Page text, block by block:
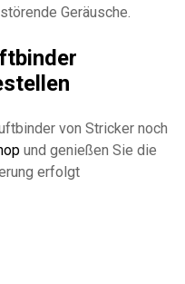
Geräusche.
von Stricker noch
und genießen Sie die
erfolgt